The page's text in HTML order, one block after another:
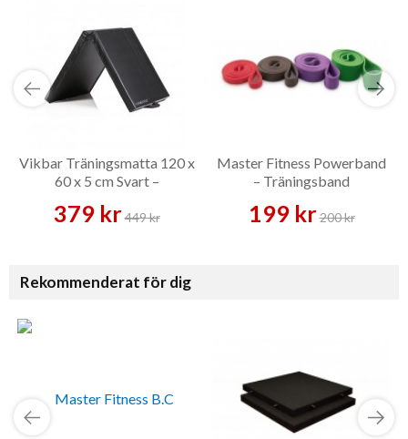
Vikbar Träningsmatta 120 x
60 x 5 cm Svart –
379 kr449 kr
Master Fitness Powerband
– Träningsband
199 kr200 kr
Rekommenderat för dig